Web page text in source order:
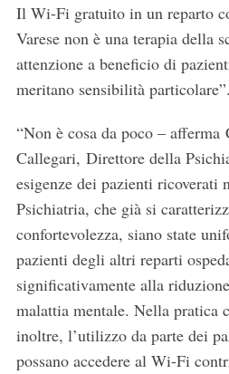
Il Wi-Fi gratuito in un reparto
Varese non è una terapia della
attenzione a beneficio di
meritano sensibilità particolare”.
“Non è cosa da poco – afferma
Callegari, Direttore della
esigenze dei pazienti ricoverati
Psichiatria, che già si
confortevolezza, siano state
pazienti degli altri reparti
significativamente alla
malattia mentale. Nella pratica
inoltre, l’utilizzo da parte dei
possano accedere al Wi-Fi